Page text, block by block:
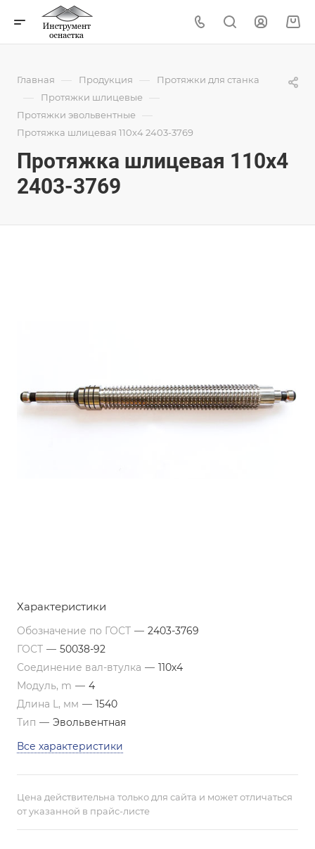
Главная — Продукция — Протяжки для станка
— Протяжки шлицевые —
Протяжки эвольвентные —
Протяжка шлицевая 110x4 2403-3769
Протяжка шлицевая 110x4
2403-3769
Характеристики
Обозначение по ГОСТ — 2403-3769
ГОСТ — 50038-92
Соединение вал-втулка — 110х4
Модуль, m — 4
Длина L, мм — 1540
Тип — Эвольвентная
Все характеристики
Цена действительна только для сайта и может отличаться
от указанной в прайс-листе